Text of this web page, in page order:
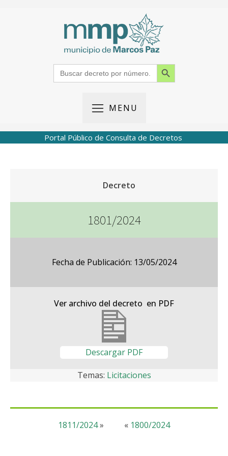
Search
for:
Search Button
MENU
Portal Público de Consulta de Decretos
Decreto
1801/2024
Fecha de Publicación: 13/05/2024
Ver archivo del decreto en PDF
Descargar PDF
Temas: Licitaciones
« 1800/2024
1811/2024»